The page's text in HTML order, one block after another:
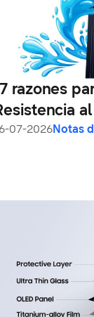
razones
5G y
07-2026Notas